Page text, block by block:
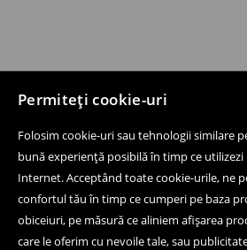
Permiteți cookie-uri
Folosim cookie-uri sau tehnologii similare
bună experiență posibilă în timp ce
Internet. Acceptând toate cookie-urile, ne
confortul tău în timp ce cumperi pe baza
obiceiuri, pe măsură ce aliniem afișarea
care le oferim cu nevoile tale, sau